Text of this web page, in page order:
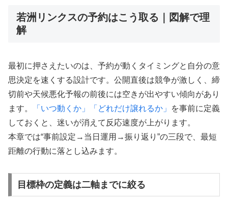
若洲リンクスの予約はこう取る｜図解で理
解
最初に押さえたいのは、予約が動くタイミングと自分の意
思決定を速くする設計です。公開直後は競争が激しく、締
切前や天候悪化予報の前後には空きが出やすい傾向があり
ます。
「いつ動くか」「どれだけ譲れるか」
を事前に定義
しておくと、迷いが消えて反応速度が上がります。
本章では“事前設定→当日運用→振り返り”の三段で、最短
距離の行動に落とし込みます。
目標枠の定義は二軸までに絞る